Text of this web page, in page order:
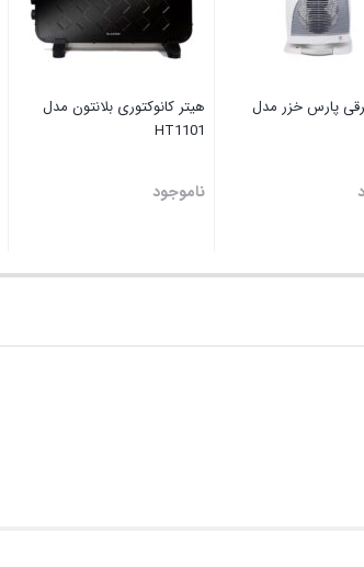
پارس خزر مدل
هیتر کانوکتوری بلانتون مدل
HT1101
ناموجود